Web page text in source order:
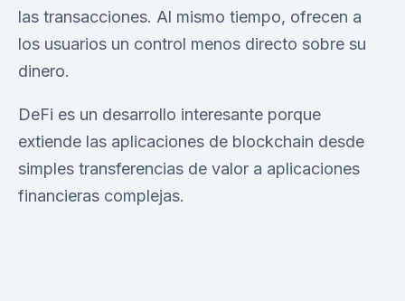
las transacciones. Al mismo tiempo, ofrecen a
los usuarios un control menos directo sobre su
dinero.
DeFi es un desarrollo interesante porque
extiende las aplicaciones de blockchain desde
simples transferencias de valor a aplicaciones
financieras complejas.